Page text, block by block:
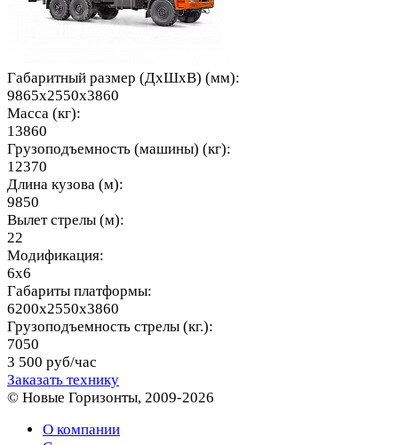
Габаритный размер (ДхШхВ) (мм):
9865х2550х3860
Масса (кг):
13860
Грузоподъемность (машины) (кг):
12370
Длина кузова (м):
9850
Вылет стрелы (м):
22
Модификация:
6х6
Габариты платформы:
6200х2550х3860
Грузоподъемность стрелы (кг.):
7050
3 500 руб/час
Заказать технику
© Новые Горизонты, 2009-2026
О компании